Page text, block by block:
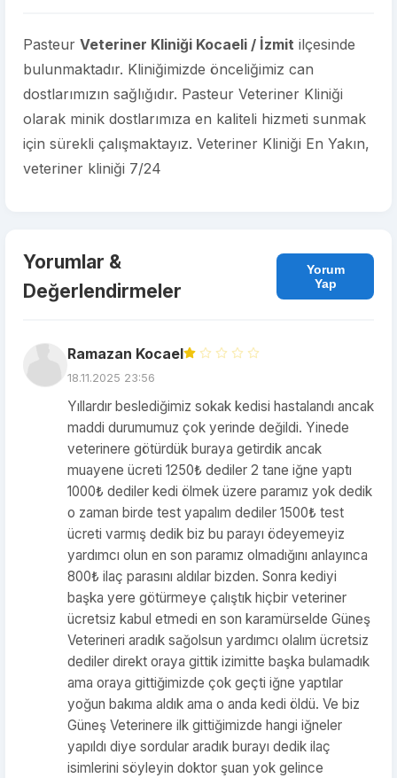
Pasteur Veteriner Kliniği Kocaeli / İzmit ilçesinde
bulunmaktadır. Kliniğimizde önceliğimiz can
dostlarımızın sağlığıdır. Pasteur Veteriner Kliniği
olarak minik dostlarımıza en kaliteli hizmeti sunmak
için sürekli çalışmaktayız. Veteriner Kliniği En Yakın,
veteriner kliniği 7/24
Yorumlar &
Değerlendirmeler
Yorum
Yap
Ramazan Kocael
18.11.2025 23:56
Yıllardır beslediğimiz sokak kedisi hastalandı ancak
maddi durumumuz çok yerinde değildi. Yinede
veterinere götürdük buraya getirdik ancak
muayene ücreti 1250₺ dediler 2 tane iğne yaptı
1000₺ dediler kedi ölmek üzere paramız yok dedik
o zaman birde test yapalım dediler 1500₺ test
ücreti varmış dedik biz bu parayı ödeyemeyiz
yardımcı olun en son paramız olmadığını anlayınca
800₺ ilaç parasını aldılar bizden. Sonra kediyi
başka yere götürmeye çalıştık hiçbir veteriner
ücretsiz kabul etmedi en son karamürselde Güneş
Veterineri aradık sağolsun yardımcı olalım ücretsiz
dediler direkt oraya gittik izimitte başka bulamadık
ama oraya gittiğimizde çok geçti iğne yaptılar
yoğun bakıma aldık ama o anda kedi öldü. Ve biz
Güneş Veterinere ilk gittiğimizde hangi iğneler
yapıldı diye sordular aradık burayı dedik ilaç
isimlerini söyleyin doktor şuan yok gelince